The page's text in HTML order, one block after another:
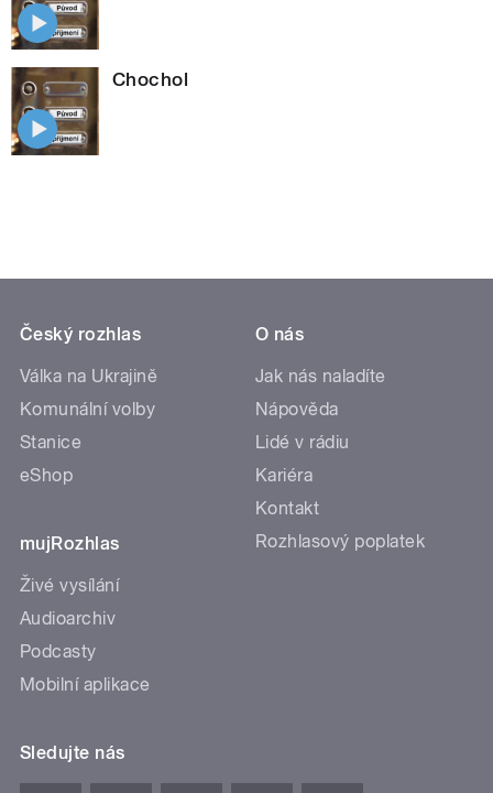
Chochol
Český rozhlas
Válka na Ukrajině
Komunální volby
Stanice
eShop
mujRozhlas
Živé vysílání
Audioarchiv
Podcasty
Mobilní aplikace
O nás
Jak nás naladíte
Nápověda
Lidé v rádiu
Kariéra
Kontakt
Rozhlasový poplatek
Sledujte nás